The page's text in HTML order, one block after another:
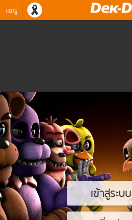
เมนู
เข้าสู่ระบบ